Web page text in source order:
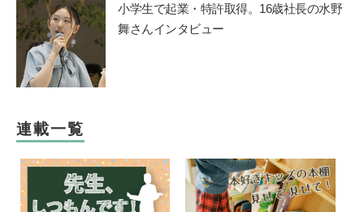
小学生で起業・特許取得。16歳社長の水野
舞さんインタビュー
連載一覧